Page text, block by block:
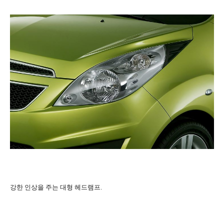
강한 인상을 주는 대형 헤드램프.